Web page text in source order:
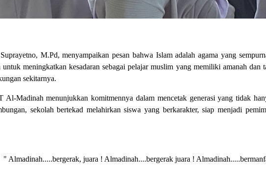
M.Pd, menyampaikan pesan bahwa Islam adalah agama yang
meningkatkan kesadaran sebagai pelajar muslim yang memiliki amanah
sekitarnya.
Madinah menunjukkan komitmennya dalam mencetak generasi yang tidak
sekolah bertekad melahirkan siswa yang berkarakter, siap menjadi
" Almadinah.....bergerak, juara ! Almadinah....bergerak juara !